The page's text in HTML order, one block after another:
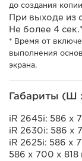
до создания
При выходе из
Не более 4
* Время от
выполнения
экрана.
Габариты (Ш
iR 2645i: 586 x
iR 2630i: 586 x
iR 2625i: 586 x
586 x 700 x